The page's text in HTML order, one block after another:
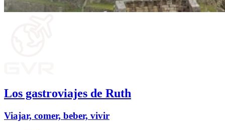
Los gastroviajes de Ruth
Viajar, comer, beber, vivir